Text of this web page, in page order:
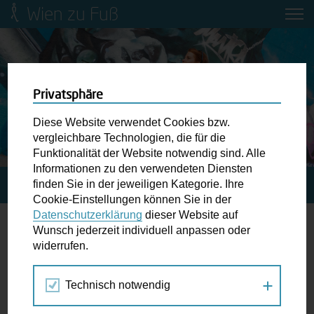
Wien zu Fuß
Mobilitätsbildung für Kinder und
Jugendliche
Ringstraße-Neugestaltung
Wiener Fußwegekarte
Newsletter abonnieren
Wunschbox
der Ampel ...
STARTSEITE SPAZIERGANG KALENDER
Vorlesung
Aug Sep
Privatsphäre
Diese Website verwendet Cookies bzw.
vergleichbare Technologien, die für die
Funktionalität der Website notwendig sind. Alle
Informationen zu den verwendeten Diensten
finden Sie in der jeweiligen Kategorie. Ihre
Cookie-Einstellungen können Sie in der
Datenschutzerklärung dieser Website auf
Wunsch jederzeit individuell anpassen oder
widerrufen.
Technisch notwendig